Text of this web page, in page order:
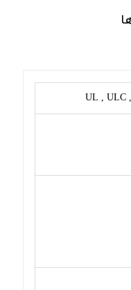
UL , ULC